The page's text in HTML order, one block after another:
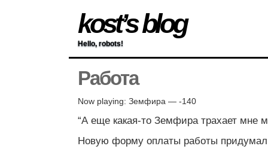
kost’s blog
Hello, robots!
Работа
Now playing: Земфира — -140
“А еще какая-то Земфира трахает мне
Новую форму оплаты работы